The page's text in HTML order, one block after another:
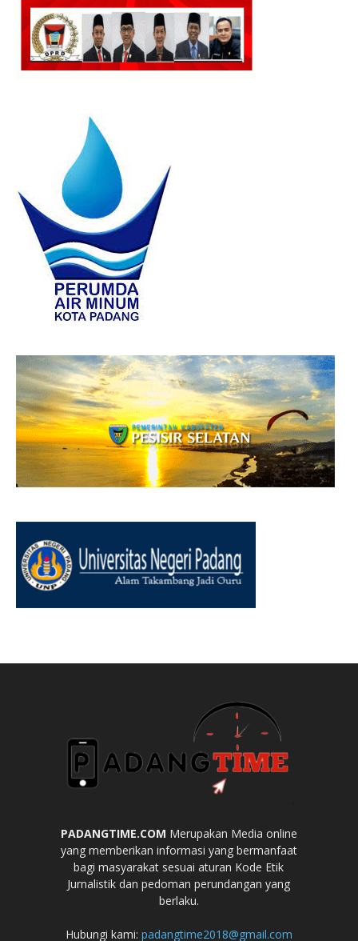
PADANGTIME.COM Merupakan Media online
yang memberikan informasi yang bermanfaat
bagi masyarakat sesuai aturan Kode Etik
Jurnalistik dan pedoman perundangan yang
berlaku.
Hubungi kami: padangtime2018@gmail.com